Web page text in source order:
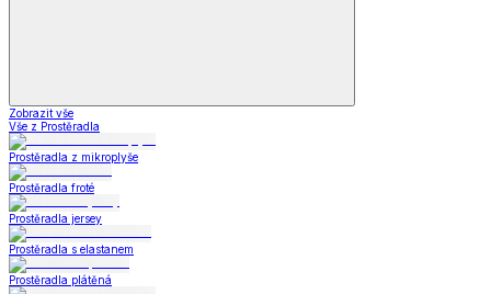
Zobrazit vše
Vše z Prostěradla
Prostěradla z mikroplyše
Prostěradla froté
Prostěradla jersey
Prostěradla s elastanem
Prostěradla plátěná